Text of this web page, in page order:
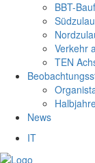
BBT-
Verkehr
TEN
News
IT